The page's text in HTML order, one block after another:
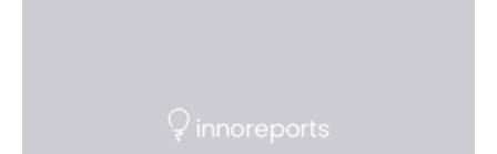
Foundation, des BIAL Award in Biomedicine ist in